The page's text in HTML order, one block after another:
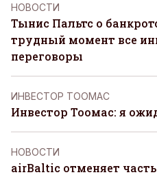
НОВОСТИ
Тынис Пальтс о
трудный момент все
переговоры
ИНВЕСТОР ТООМАС
Инвестор Тоомас: я
НОВОСТИ
airBaltic отменяет